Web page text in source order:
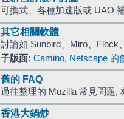
可攜式、各種加速版或 UAO
其它相關軟體
討論如 Sunbird、Miro、Flock
子版面: Camino, Netscape 的
舊的 FAQ
過往整理的 Mozilla 常見問題,
香港大鍋炒